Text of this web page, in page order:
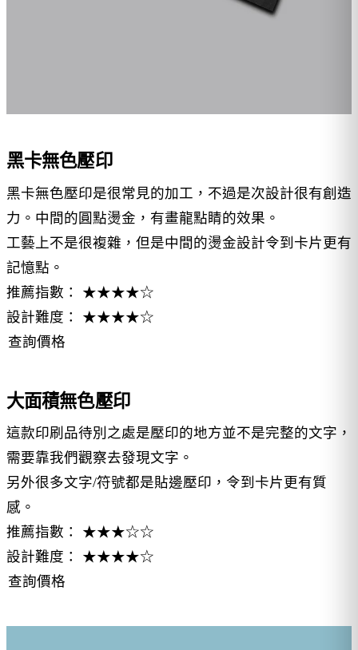
黑卡無色壓印
黑卡無色壓印是很常見的加工，不過是次設計很有創造
力。中間的圓點燙金，有畫龍點睛的效果。
工藝上不是很複雜，但是中間的燙金設計令到卡片更有
記憶點。
推薦指數： ★★★★☆
設計難度： ★★★★☆
查詢價格
大面積無色壓印
這款印刷品待別之處是壓印的地方並不是完整的文字，
需要靠我們觀察去發現文字。
另外很多文字/符號都是貼邊壓印，令到卡片更有質
感。
推薦指數： ★★★☆☆
設計難度： ★★★★☆
查詢價格